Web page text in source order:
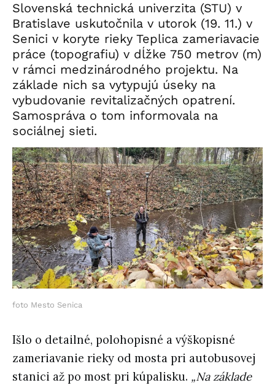
Slovenská technická univerzita (STU) v
Bratislave uskutočnila v utorok (19. 11.) v
Senici v koryte rieky Teplica zameriavacie
práce (topografiu) v dĺžke 750 metrov (m)
v rámci medzinárodného projektu. Na
základe nich sa vytypujú úseky na
vybudovanie revitalizačných opatrení.
Samospráva o tom informovala na
sociálnej sieti.
foto Mesto Senica
Išlo o detailné, polohopisné a výškopisné
zameriavanie rieky od mosta pri autobusovej
stanici až po most pri kúpalisku. „Na základe